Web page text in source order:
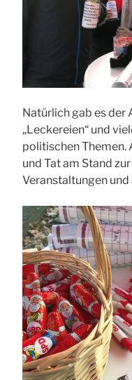
Natürlich gab es der
„Leckereien“ und
politischen Themen.
und Tat am Stand
Veranstaltungen